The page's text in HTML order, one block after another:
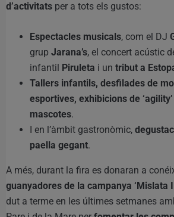
d’activitats per a tots els gustos:
Espectacles musicals, com el DJ
grup Jarana’s, el concert acústic
infantil
Piruleta i un tribut a
Tallers infantils, desfilades de
esportives, exhibicions de
mascotes.
I en l’àmbit gastronòmic,
paella gegant.
A més, durant la fira es donaran a
guanyadores de la campanya ‘Mislata
dut a terme en les últimes setmanes